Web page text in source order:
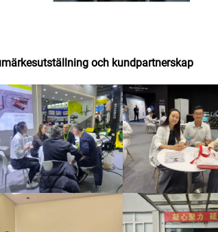
och kundpartnerskap